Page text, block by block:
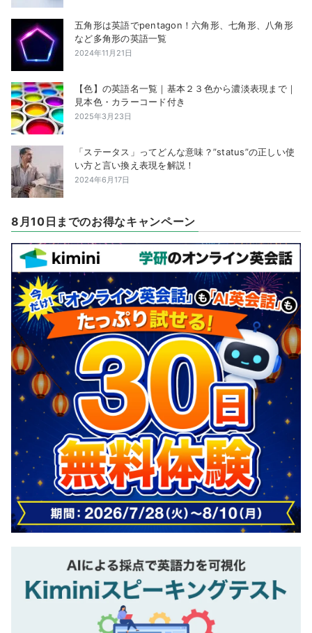
五角形は英語でpentagon！六角形、七角形、八角形
など多角形の英語一覧
2024年11月21日
【色】の英語名一覧｜基本２３色から濃淡表現まで｜
見本色・カラーコード付き
2025年3月23日
「ステータス」ってどんな意味？”status”の正しい使
い方と言い換え表現を解説！
2024年6月17日
8月10日までのお得なキャンペーン